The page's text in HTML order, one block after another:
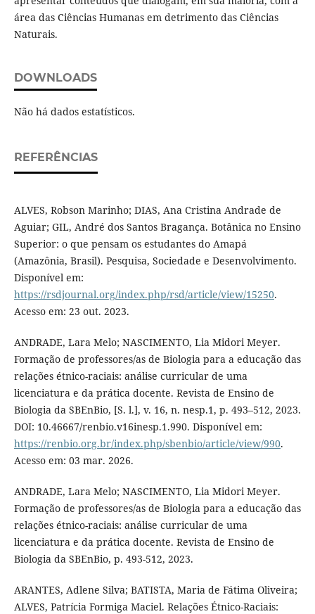
área das Ciências Humanas em detrimento das Ciências
Naturais.
DOWNLOADS
Não há dados estatísticos.
REFERÊNCIAS
ALVES, Robson Marinho; DIAS, Ana Cristina Andrade de
Aguiar; GIL, André dos Santos Bragança. Botânica no Ensino
Superior: o que pensam os estudantes do Amapá
(Amazônia, Brasil). Pesquisa, Sociedade e Desenvolvimento.
Disponível em:
https://rsdjournal.org/index.php/rsd/article/view/15250.
Acesso em: 23 out. 2023.
ANDRADE, Lara Melo; NASCIMENTO, Lia Midori Meyer.
Formação de professores/as de Biologia para a educação das
relações étnico-raciais: análise curricular de uma
licenciatura e da prática docente. Revista de Ensino de
Biologia da SBEnBio, [S. l.], v. 16, n. nesp.1, p. 493–512, 2023.
DOI: 10.46667/renbio.v16inesp.1.990. Disponível em:
https://renbio.org.br/index.php/sbenbio/article/view/990.
Acesso em: 03 mar. 2026.
ANDRADE, Lara Melo; NASCIMENTO, Lia Midori Meyer.
Formação de professores/as de Biologia para a educação das
relações étnico-raciais: análise curricular de uma
licenciatura e da prática docente. Revista de Ensino de
Biologia da SBEnBio, p. 493-512, 2023.
ARANTES, Adlene Silva; BATISTA, Maria de Fátima Oliveira;
ALVES, Patrícia Formiga Maciel. Relações Étnico-Raciais: